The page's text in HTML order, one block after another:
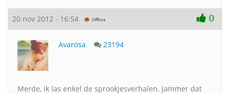
20 nov 2012 - 16:54 0
Avarosa 23194
Merde, ik las enkel de sprookjesverhalen. Jammer dat